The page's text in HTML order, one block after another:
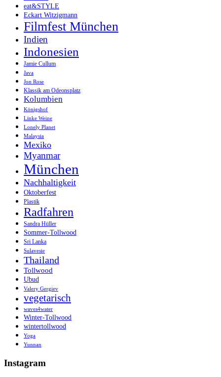
eat&STYLE
Eckart Witzigmann
Filmfest München
Indien
Indonesien
Jamie Cullum
Java
Jon Rose
Klassik am Odeonsplatz
Kolumbien
Königshof
Linke Weine
Lonely Planet
Malaysia
Mexiko
Myanmar
München
Nachhaltigkeit
Oktoberfest
Plastik
Radfahren
Sandra Hüller
Sommer-Tollwood
Sri Lanka
Sulavesie
Thailand
Tollwood
Ubud
Valery Gergiev
vegetarisch
waves4water
Winter-Tollwood
wintertollwood
Yoga
Yunnan
Instagram